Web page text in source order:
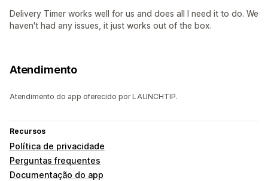
Delivery Timer works well for us and does all I need it to do. We
haven't had any issues, it just works out of the box.
Atendimento
Atendimento do app oferecido por LAUNCHTIP.
Recursos
Política de privacidade
Perguntas frequentes
Documentação do app